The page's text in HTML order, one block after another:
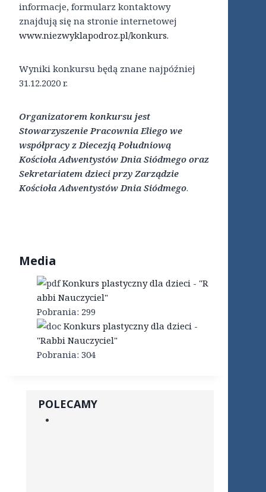
informacje, formularz kontaktowy
znajdują się na stronie internetowej
www.niezwyklapodroz.pl/konkurs.
Wyniki konkursu będą znane najpóźniej
31.12.2020 r.
Organizatorem konkursu jest
Stowarzyszenie Pracownia Eliego we
współpracy z Diecezją Południową
Kościoła Adwentystów Dnia Siódmego oraz
Sekretariatem dzieci przy Zarządzie
Kościoła Adwentystów Dnia Siódmego.
Media
Konkurs plastyczny dla dzieci - "R
abbi Nauczyciel"
Pobrania: 299
Konkurs plastyczny dla dzieci -
"Rabbi Nauczyciel"
Pobrania: 304
POLECAMY